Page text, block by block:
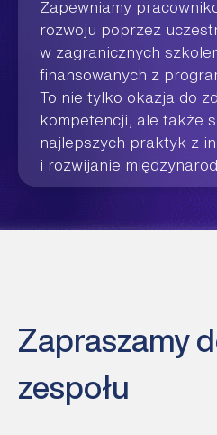
Zapewniamy
rozwoju poprzez
w zagranicznych
finansowanych z
To nie tylko okazja do
kompetencji, ale także
najlepszych praktyk z
i rozwijanie
Zapraszamy
zespołu